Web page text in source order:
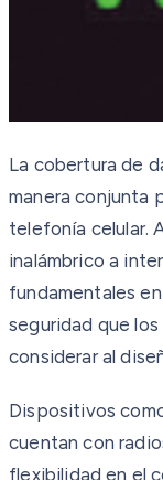
La cobertura de
manera conjunta
telefonía celular.
inalámbrico a
fundamentales
seguridad que
considerar al
Dispositivos
cuentan con
flexibilidad en el